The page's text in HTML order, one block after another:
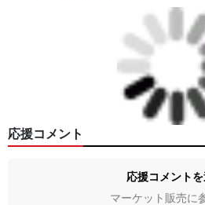
応援コメント
応援コメント
マーケット販売に